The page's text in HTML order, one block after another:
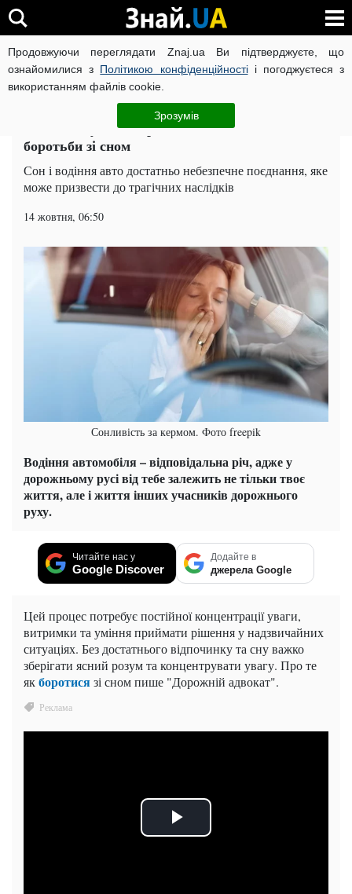
Продовжуючи переглядати Znaj.ua Ви підтверджуєте, що
ознайомилися з Політикою конфіденційностіі погоджуєтеся з
використанням файлів cookie.
Зрозумів
ВІЙНА РОСІЇ ПРОТИ УКРАЇНИ КОРОНАВІРУС В УКРАЇНІ
Auto.Знай ЧИТАТЬ НА РУССКОМ
Як не заснути за кермом: дієві способи
боротьби зі сном
Сон і водіння авто достатньо небезпечне поєднання, яке
може призвести до трагічних наслідків
14 жовтня, 06:50
Сонливість за кермом. Фото freepik
Водіння автомобіля – відповідальна річ, адже у
дорожньому русі від тебе залежить не тільки твоє
життя, але і життя інших учасників дорожнього
руху.
Читайте нас у
Google Discover
Додайте в
джерела Google
Цей процес потребує постійної концентрації уваги,
витримки та уміння приймати рішення у надзвичайних
ситуаціях. Без достатнього відпочинку та сну важко
зберігати ясний розум та концентрувати увагу. Про те
якборотисязі сном пише "Дорожній адвокат".